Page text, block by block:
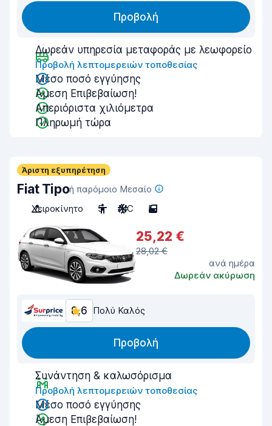
Προβολή
Δωρεάν υπηρεσία μεταφοράς με λεωφορείο
Προβολή λεπτομερειών τοποθεσίας
Μέσο ποσό εγγύησης
Άμεση Επιβεβαίωση!
Απεριόριστα χιλιόμετρα
Πληρωμή τώρα
Άριστη εξυπηρέτηση
Fiat Tipoή παρόμοιο Μεσαίο
Χειροκίνητο
5 A/C 5
25,22 €
28,02 €
ανά ημέρα
Δωρεάν ακύρωση
8,6 Πολύ Καλός
Προβολή
Συνάντηση & καλωσόρισμα
Προβολή λεπτομερειών τοποθεσίας
Μέσο ποσό εγγύησης
Άμεση Επιβεβαίωση!